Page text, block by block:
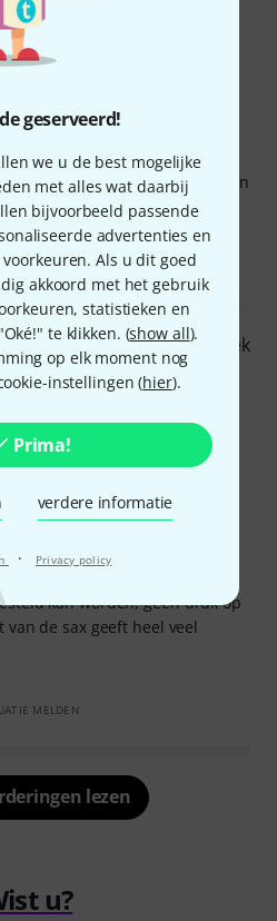
geserveerd!
we u de best mogelijke
met alles wat daarbij
bijvoorbeeld passende
advertenties en
Als u dit goed
akkoord met het gebruik
statistieken en
te klikken. (show all).
op elk moment nog
instellingen (hier).
Prima!
verdere informatie
· Privacy policy
en boven
en gewicht is 80kg.
te klein, klemt hals af en
Overweeg nu een
MELDEN
PRO geeft geen druk op de nek
12.07.2023
glijdt niet weg. Even
wat scheef (sax) waardoor
komt. Prettig dat contact
kan worden, geen druk op
de sax geeft heel veel
MELDEN
lezen
u?